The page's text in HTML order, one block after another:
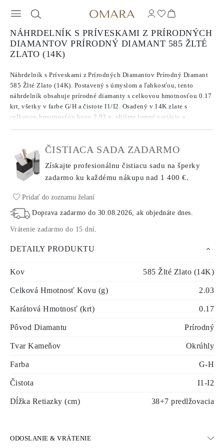
NÁHRDELNÍK S PRÍVESKAMI Z PRÍRODNÝCH
DIAMANTOV PRÍRODNÝ DIAMANT 585 ŽLTÉ
ZLATO (14K)
Náhrdelník s Príveskami z Prírodných Diamantov Prírodný Diamant
585 Žlté Zlato (14K). Postavený s úmyslom a ľahkosťou, tento
náhrdelník obsahuje prírodné diamanty s celkovou hmotnosťou 0.17
krt, všetky v farbe G/H a čistote I1/I2. Osadený v 14K zlate s
celkovou hmotnosťou kovu 2.03 g, objíma jemné variácie a
nastaviteľnú dĺžku a pohodlie. Úprimný pohľad na každodennú
brilantnosť.
ČISTIACA SADA ZADARMO
Získajte profesionálnu čistiacu sadu na šperky
zadarmo ku každému nákupunad 1 400 €.
Pridať do zoznamu želaní
Doprava zadarmo do 30.08.2026, ak objednáte dnes.
Vrátenie zadarmo do 15 dní.
DETAILY PRODUKTU
Kov 585 Žlté Zlato (14K)
Celková Hmotnosť Kovu (g) 2.03
Karátová Hmotnosť (krt) 0.17
Pôvod Diamantu Prírodný
Tvar Kameňov Okrúhly
Farba G-H
Čistota I1-I2
Dĺžka Retiazky (cm) 38+7 predlžovacia
ODOSLANIE & VRÁTENIE